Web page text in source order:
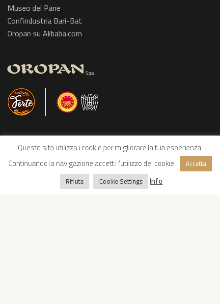
Museo del Pane
Confindustria Bari-Bat
Oropan su Alibaba.com
Questo sito utilizza i cookie per migliorare la tua esperienza.
Continuando la navigazione accetti l'utilizzo dei cookie.
Accetta
Rifiuta
Cookie Settings Info